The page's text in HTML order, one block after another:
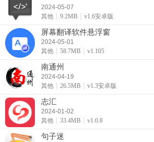
2024-05-07
其他
9.2MB v1.6安卓版
屏幕翻译软件悬浮窗
2024-05-01
其他
58.7MB v1.105
南通州
2024-04-19
其他
26.5MB v1.3安卓版
志汇
2024-01-02
其他
33.4MB v1.0.8
句子迷